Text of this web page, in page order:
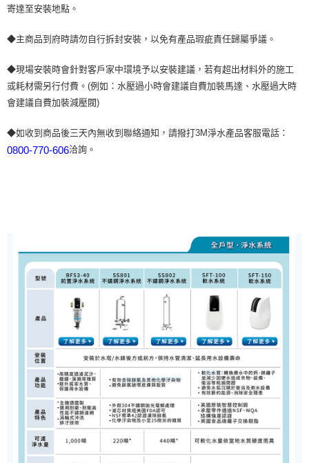
寄達至安裝地點。
◆主商品到府時請勿自行拆封安裝，以免有產品瑕疵責任歸屬爭議。
◆現場安裝時會針對客戶家中環境予以安裝建議，若有超出材料外的施工
或耗材需另行付費。(例如：水壓過小時會建議自費加裝馬達、水壓過大時
會建議自費加裝減壓閥)
◆如收到商品後三天內無收到聯絡通知，請撥打3M淨水產品客服電話：
0800-770-606洽詢。